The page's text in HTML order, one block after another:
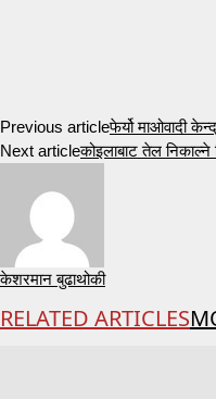
Previous articleफेर्यो माओवादी
Next articleकोइलाबाट तेल निकाल्ने
केशरमान बुढाथोकी
RELATED ARTICLES